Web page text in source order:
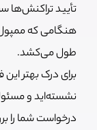
تأیید تراکنش‌ها
هنگامی که ممپول
طول می‌کشد.
برای درک بهتر این
نشسته‌اید و
درخواست شما را